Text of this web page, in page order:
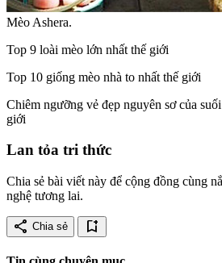
Mèo Ashera.
Top 9 loài mèo lớn nhất thế giới
Top 10 giống mèo nhà to nhất thế giới
Chiêm ngưỡng vẻ đẹp nguyên sơ của
giới
Lan tỏa tri thức
Chia sẻ bài viết này để cộng đồng cùng
nghệ tương lai.
share Chia sẻ bookmark_add